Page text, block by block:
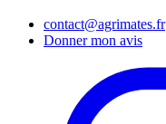
contact@agrimates.fr
Donner mon avis